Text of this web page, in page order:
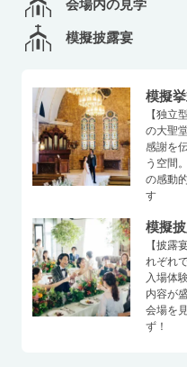
会場内の見学
模擬披露宴
模擬
【独立
の大聖
感謝を
う空間
の感動
す
模擬
【披露
れぞれ
入場体
内容が
会場を
ず！